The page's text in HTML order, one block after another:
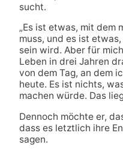
sucht.
„Es ist etwas, mit dem
muss, und es ist
sein wird. Aber für
Leben in drei Jahren
von dem Tag, an dem
heute. Es ist nichts,
machen würde. Das
Dennoch möchte er,
dass es letztlich ihre
sagen.